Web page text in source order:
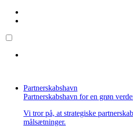
Partnerskabshavn
Partnerskabshavn for en grøn
Vi tror på, at strategiske
målsætninger.